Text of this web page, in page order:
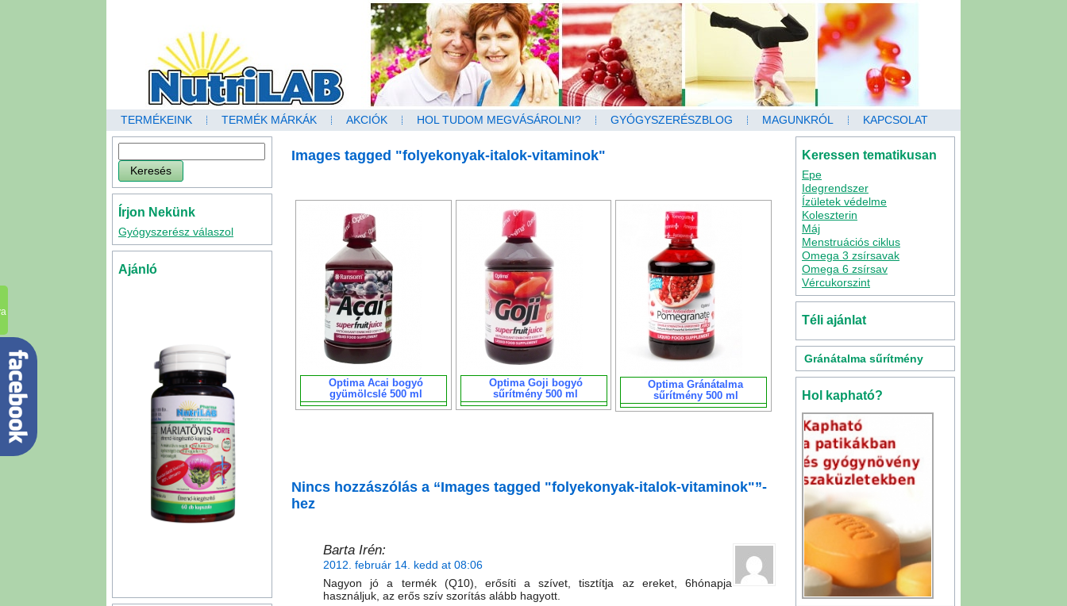
TERMÉKEINK TERMÉK MÁRKÁK AKCIÓK HOL TUDOM MEGVÁSÁROLNI? GYÓGYSZERÉSZBLOG MAGUNKRÓL KAPCSOLAT
Írjon Nekünk
Gyógyszerész válaszol
Ajánló
Images tagged "folyekonyak-italok-vitaminok"
Optima Acai bogyó
gyümölcslé 500 ml
Optima Goji bogyó
sűrítmény 500 ml
Optima Gránátalma
sűrítmény 500 ml
Nincs hozzászólás a “Images tagged "folyekonyak-italok-vitaminok"”-
hez
Barta Irén:
2012. február 14. kedd at 08:06
Nagyon jó a termék (Q10), erősíti a szívet, tisztítja az ereket, 6hónapja
használjuk, az erős szív szorítás alább hagyott.
Keressen tematikusan
Epe
Idegrendszer
Ízületek védelme
Koleszterin
Máj
Menstruációs ciklus
Omega 3 zsírsavak
Omega 6 zsírsav
Vércukorszint
Téli ajánlat
Gránátalma sűrítmény
Hol kapható?